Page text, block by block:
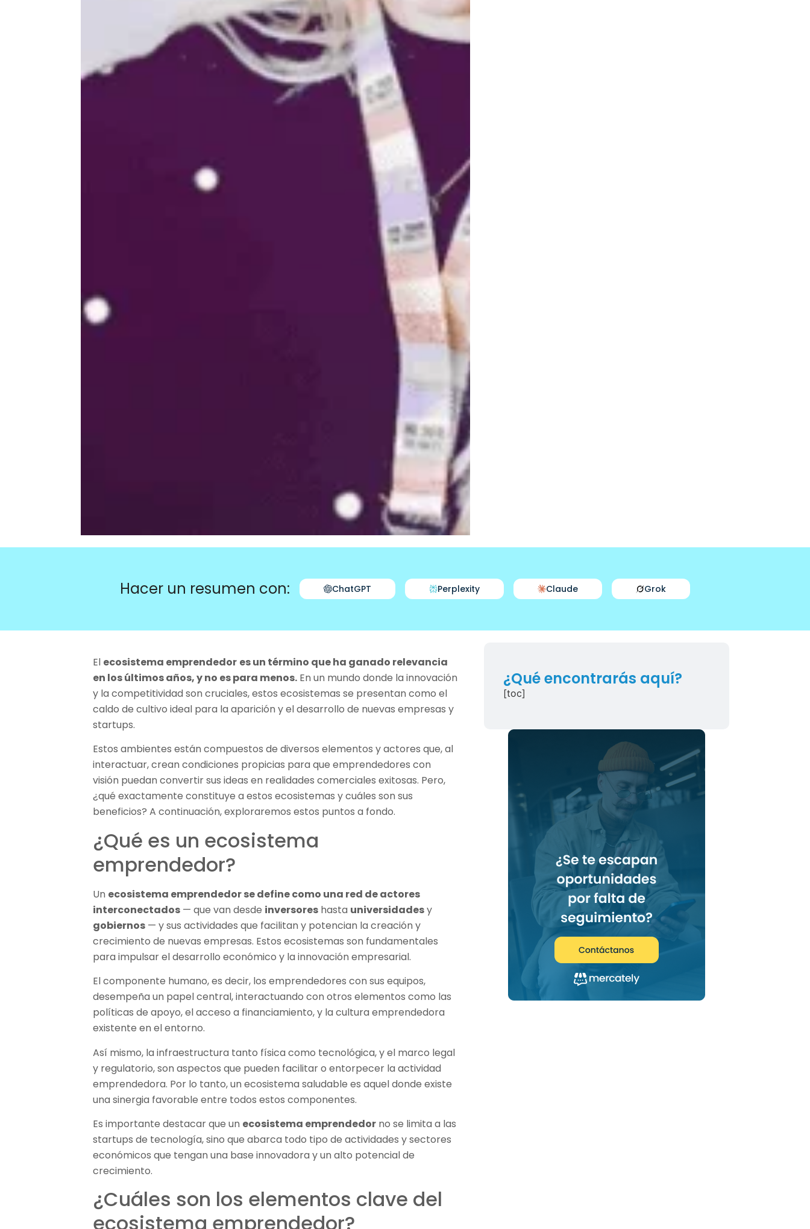
Hacer un resumen con: ChatGPT Perplexity Claude Grok
El ecosistema emprendedor es un término que ha ganado relevancia
en los últimos años, y no es para menos. En un mundo donde la innovación
y la competitividad son cruciales, estos ecosistemas se presentan como el
caldo de cultivo ideal para la aparición y el desarrollo de nuevas empresas y
startups.
Estos ambientes están compuestos de diversos elementos y actores que, al
interactuar, crean condiciones propicias para que emprendedores con
visión puedan convertir sus ideas en realidades comerciales exitosas. Pero,
¿qué exactamente constituye a estos ecosistemas y cuáles son sus
beneficios? A continuación, exploraremos estos puntos a fondo.
¿Qué es un ecosistema
emprendedor?
Un ecosistema emprendedor se define como una red de actores
interconectados — que van desde inversores hasta universidadesy
gobiernos — y sus actividades que facilitan y potencian la creación y
crecimiento de nuevas empresas. Estos ecosistemas son fundamentales
para impulsar el desarrollo económico y la innovación empresarial.
El componente humano, es decir, los emprendedores con sus equipos,
desempeña un papel central, interactuando con otros elementos como las
políticas de apoyo, el acceso a financiamiento, y la cultura emprendedora
existente en el entorno.
Así mismo, la infraestructura tanto física como tecnológica, y el marco legal
y regulatorio, son aspectos que pueden facilitar o entorpecer la actividad
emprendedora. Por lo tanto, un ecosistema saludable es aquel donde existe
una sinergia favorable entre todos estos componentes.
Es importante destacar que un ecosistema emprendedor no se limita a las
startups de tecnología, sino que abarca todo tipo de actividades y sectores
económicos que tengan una base innovadora y un alto potencial de
crecimiento.
¿Cuáles son los elementos clave del
ecosistema emprendedor?
¿Qué encontrarás aquí?
[toc]